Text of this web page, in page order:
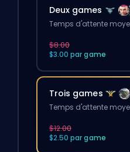
Deux games
Temps d'attente
$8.00
$3.00 par game
Trois games
Temps d'attente
$12.00
$2.50 par game